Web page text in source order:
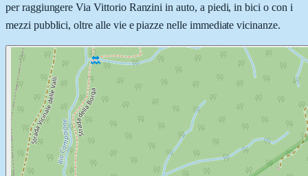
per raggiungere Via Vittorio Ranzini in auto, a piedi, in bici o con i
mezzi pubblici, oltre alle vie e piazze nelle immediate vicinanze.